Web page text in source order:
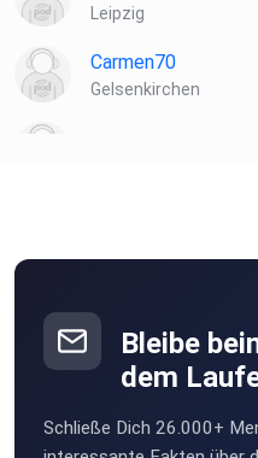
Leipzig
Carmen70
Gelsenkirchen
Sonianiania
Yerevan
Bleibe
dem
Schließe Dich 26.000+